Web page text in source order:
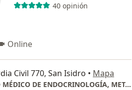
40 opinión
Online
Civil 770, San Isidro • Mapa
CONSULTORIO MÉDICO DE ENDOCRINOLOGÍA, METABOLISMO Y DIABETES